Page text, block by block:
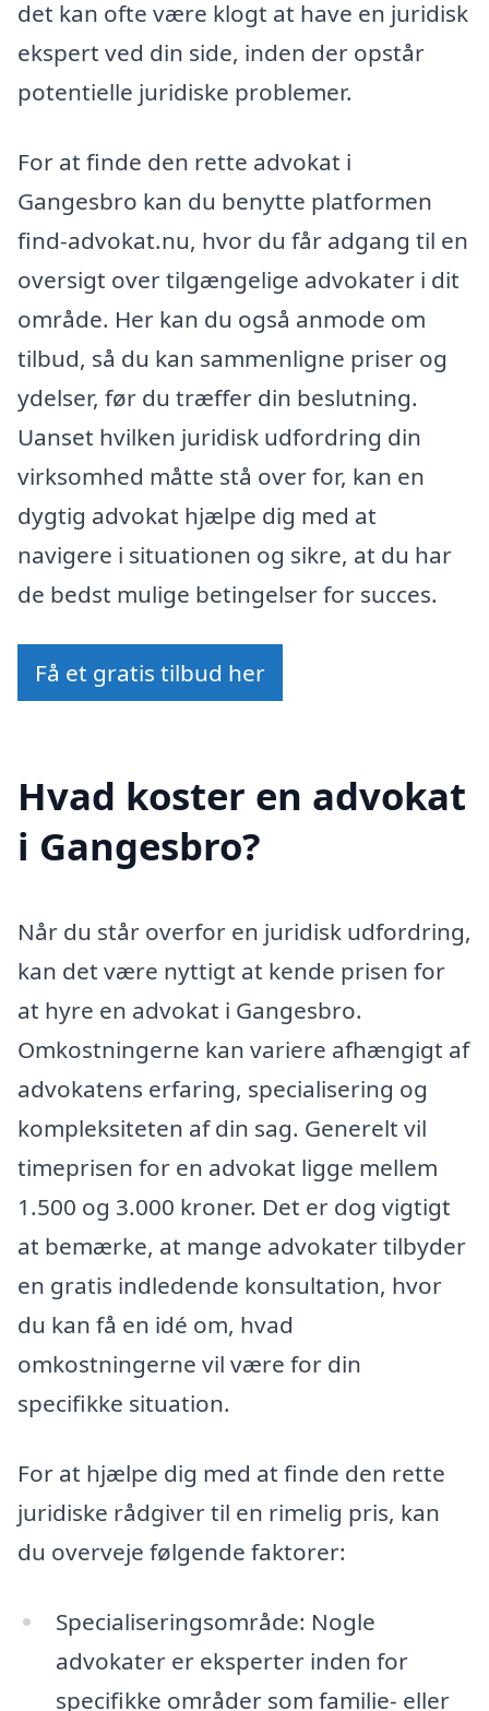
det kan ofte være klogt at have en juridisk
ekspert ved din side, inden der opstår
potentielle juridiske problemer.
For at finde den rette advokat i
Gangesbro kan du benytte platformen
find-advokat.nu, hvor du får adgang til en
oversigt over tilgængelige advokater i dit
område. Her kan du også anmode om
tilbud, så du kan sammenligne priser og
ydelser, før du træffer din beslutning.
Uanset hvilken juridisk udfordring din
virksomhed måtte stå over for, kan en
dygtig advokat hjælpe dig med at
navigere i situationen og sikre, at du har
de bedst mulige betingelser for succes.
Få et gratis tilbud her
Hvad koster en advokat
i Gangesbro?
Når du står overfor en juridisk udfordring,
kan det være nyttigt at kende prisen for
at hyre en advokat i Gangesbro.
Omkostningerne kan variere afhængigt af
advokatens erfaring, specialisering og
kompleksiteten af din sag. Generelt vil
timeprisen for en advokat ligge mellem
1.500 og 3.000 kroner. Det er dog vigtigt
at bemærke, at mange advokater tilbyder
en gratis indledende konsultation, hvor
du kan få en idé om, hvad
omkostningerne vil være for din
specifikke situation.
For at hjælpe dig med at finde den rette
juridiske rådgiver til en rimelig pris, kan
du overveje følgende faktorer:
Specialiseringsområde: Nogle
advokater er eksperter inden for
specifikke områder som familie- eller